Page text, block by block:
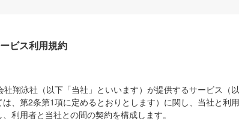
ビス利用規約
社翔泳社（以下「当社」といいます）が提供するサービス（
、第2条第1項に定めるとおりとします）に関し、当社と利
利用者と当社との間の契約を構成します。